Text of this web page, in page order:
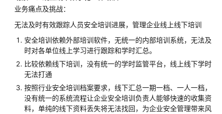
课
后
务
决
方
案
实
践
业务痛点及挑战：
无法及时有效跟踪人员安全培训进展，管理企业线上线下培训
安全培训依赖外部培训软件，无统一的内部培训系统，无法及
时对各单位线上学习进行跟踪和学时汇总。
比较依赖线下培训，没有统一的学时监管平台，线上线下学时
无法打通
按照行业安全培训档案要求，线下汇总一期一档、一人一档，
没有统一的系统流程让企业安全培训负责人能够快速的收集资
料，单纯的线下资料丢失将无法找回，为企业安全管理带来风